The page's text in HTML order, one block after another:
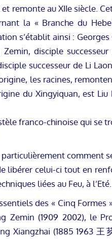
remonte au XIIe siècle.
la « Branche du
s’établit ainsi : Georges
disciple
successeur de Li
les racines, remontent
du Xingyiquan, est Liu
franco-chinoise qui se
comment
libérer celui-ci tout en
liées au Feu, à l’Eté.
des « Cinq Formes
Zemin (1909 2002), le
Xiangzhai (1885 1963 王